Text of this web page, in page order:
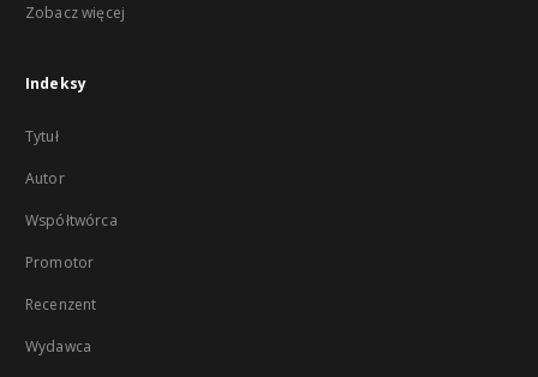
Zobacz więcej
Indeksy
Tytuł
Autor
Współtwórca
Promotor
Recenzent
Wydawca